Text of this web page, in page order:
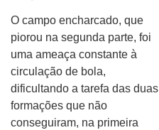
O campo encharcado, que
piorou na segunda parte, foi
uma ameaça constante à
circulação de bola,
dificultando a tarefa das duas
formações que não
conseguiram, na primeira